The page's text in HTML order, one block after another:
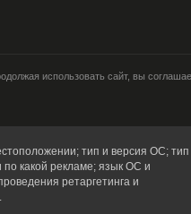
использовать сайт, вы
тип и версия ОС; тип
по какой рекламе; язык ОС и
ретаргетинга и